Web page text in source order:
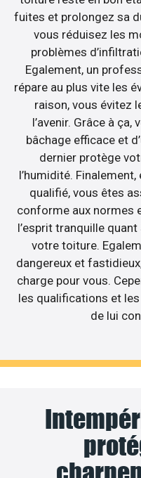
fuites et prolongez sa
vous réduisez les
problèmes
Egalement, un
répare au plus vite les
raison, vous évitez
l’avenir. Grâce à ça,
bâchage efficace et
dernier protège
l’humidité.
qualifié, vous êtes
conforme aux normes
l’esprit tranquille
votre toiture.
dangereux et
charge pour vous.
les qualifications et
de lui